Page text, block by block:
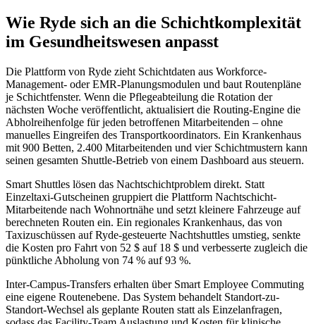
Wie Ryde sich an die Schichtkomplexität
im Gesundheitswesen anpasst
Die Plattform von Ryde zieht Schichtdaten aus Workforce-
Management- oder EMR-Planungsmodulen und baut Routenpläne
je Schichtfenster. Wenn die Pflegeabteilung die Rotation der
nächsten Woche veröffentlicht, aktualisiert die Routing-Engine die
Abholreihenfolge für jeden betroffenen Mitarbeitenden – ohne
manuelles Eingreifen des Transportkoordinators. Ein Krankenhaus
mit 900 Betten, 2.400 Mitarbeitenden und vier Schichtmustern kann
seinen gesamten Shuttle-Betrieb von einem Dashboard aus steuern.
Smart Shuttles lösen das Nachtschichtproblem direkt. Statt
Einzeltaxi-Gutscheinen gruppiert die Plattform Nachtschicht-
Mitarbeitende nach Wohnortnähe und setzt kleinere Fahrzeuge auf
berechneten Routen ein. Ein regionales Krankenhaus, das von
Taxizuschüssen auf Ryde-gesteuerte Nachtshuttles umstieg, senkte
die Kosten pro Fahrt von 52 $ auf 18 $ und verbesserte zugleich die
pünktliche Abholung von 74 % auf 93 %.
Inter-Campus-Transfers erhalten über Smart Employee Commuting
eine eigene Routenebene. Das System behandelt Standort-zu-
Standort-Wechsel als geplante Routen statt als Einzelanfragen,